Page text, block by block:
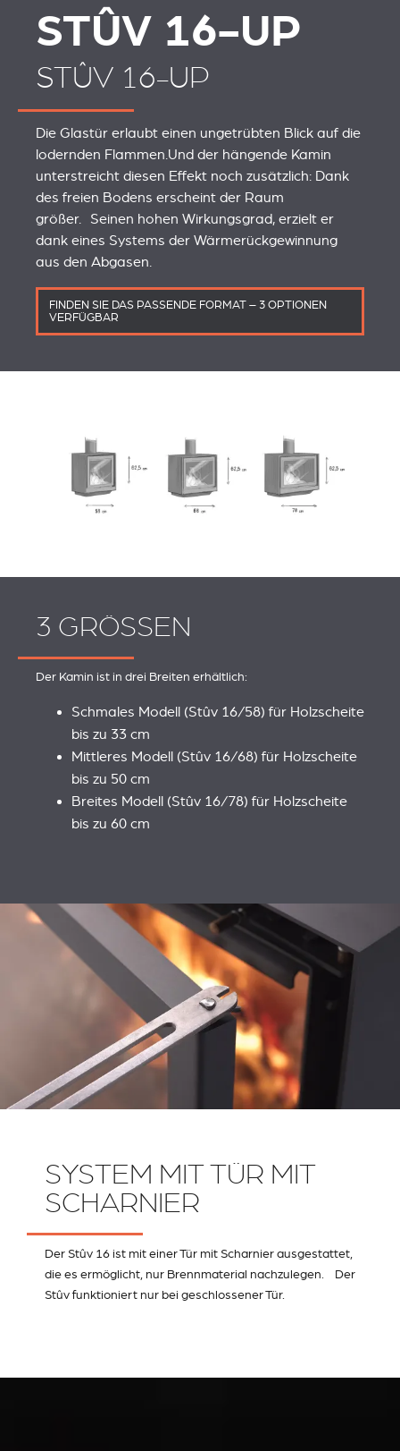
STÛV 16-UP
STÛV 16-UP
Die Glastür erlaubt einen ungetrübten Blick auf die
lodernden Flammen.Und der hängende Kamin
unterstreicht diesen Effekt noch zusätzlich: Dank
des freien Bodens erscheint der Raum
größer. Seinen hohen Wirkungsgrad, erzielt er
dank eines Systems der Wärmerückgewinnung
aus den Abgasen.
FINDEN SIE DAS PASSENDE FORMAT – 3 OPTIONEN
VERFÜGBAR
3 GRÖSSEN
Der Kamin ist in drei Breiten erhältlich:
Schmales Modell (Stûv 16/58) für Holzscheite
bis zu 33 cm
Mittleres Modell (Stûv 16/68) für Holzscheite
bis zu 50 cm
Breites Modell (Stûv 16/78) für Holzscheite
bis zu 60 cm
SYSTEM MIT TÜR MIT
SCHARNIER
Der Stûv 16 ist mit einer Tür mit Scharnier ausgestattet,
die es ermöglicht, nur Brennmaterial nachzulegen. Der
Stûv funktioniert nur bei geschlossener Tür.